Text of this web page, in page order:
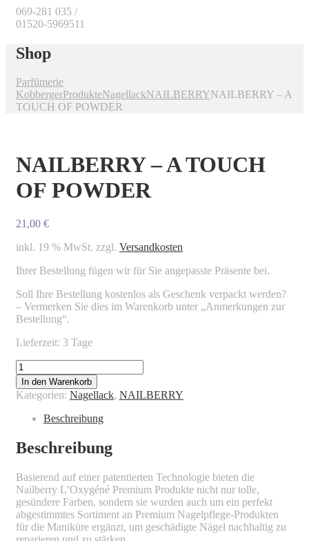
069-281 035 /
01520-5969511
Shop
Parfümerie
KobbergerProdukteNagellackNAILBERRYNAILBERRY – A
TOUCH OF POWDER
NAILBERRY – A TOUCH
OF POWDER
21,00 €
inkl. 19 % MwSt. zzgl. Versandkosten
Ihrer Bestellung fügen wir für Sie angepasste Präsente bei.
Soll Ihre Bestellung kostenlos als Geschenk verpackt werden?
– Vermerken Sie dies im Warenkorb unter „Anmerkungen zur
Bestellung“.
Lieferzeit: 3 Tage
NAILBERRY
-
A
TOUCH
POWDER
Menge
In den Warenkorb
Kategorien: Nagellack, NAILBERRY
Beschreibung
Beschreibung
Basierend auf einer patentierten Technologie bieten die
Nailberry L’Oxygéné Premium Produkte nicht nur tolle,
gesündere Farben, sondern sie wurden auch um ein perfekt
abgestimmtes Sortiment an Premium Nagelpflege-Produkten
für die Maniküre ergänzt, um geschädigte Nägel nachhaltig zu